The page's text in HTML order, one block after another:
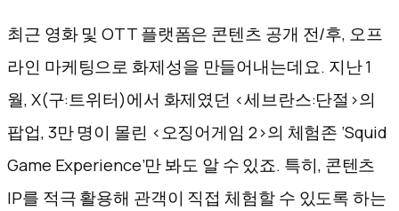
최근 영화 및 OTT 플랫폼은 콘텐츠 공개 전/후, 오프
라인 마케팅으로 화제성을 만들어내는데요. 지난 1
월, X(구:트위터)에서 화제였던 <세브란스:단절>의
팝업, 3만 명이 몰린 <오징어게임 2>의 체험존 ‘Squid
Game Experience’만 봐도 알 수 있죠. 특히, 콘텐츠
IP를 적극 활용해 관객이 직접 체험할 수 있도록 하는